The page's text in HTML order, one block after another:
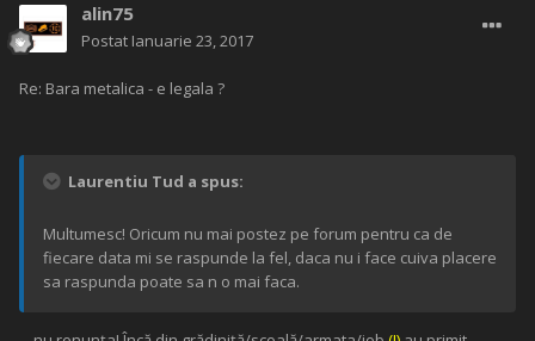
alin75
Postat Ianuarie 23, 2017
Re: Bara metalica - e legala ?
Laurentiu Tud a spus:
Multumesc! Oricum nu mai postez pe forum pentru ca de
fiecare data mi se raspunde la fel, daca nu i face cuiva placere
sa raspunda poate sa n o mai faca.